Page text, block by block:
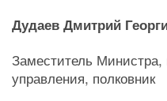
Дудаев Дмитрий
Заместитель Министра,
управления, полковник